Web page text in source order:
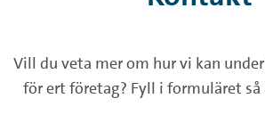
Vill du veta mer om hur vi kan
för ert företag? Fyll i formuläret